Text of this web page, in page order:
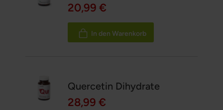
20,99 €
In den Warenkorb
Quercetin Dihydrate
28,99 €